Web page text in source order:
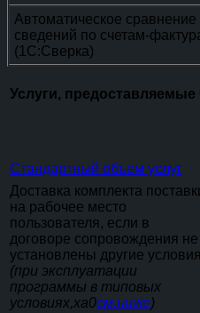
Автоматическое сравнение
сведений по счетам-
(1С:Сверка)
Услуги,
Стандартный объем услуг
Доставка комплекта
на рабочее место
пользователя, если в
договоре сопровождения не
установлены другие условия
(при эксплуатации
программы в типовых
условиях,xa0см.ниже)